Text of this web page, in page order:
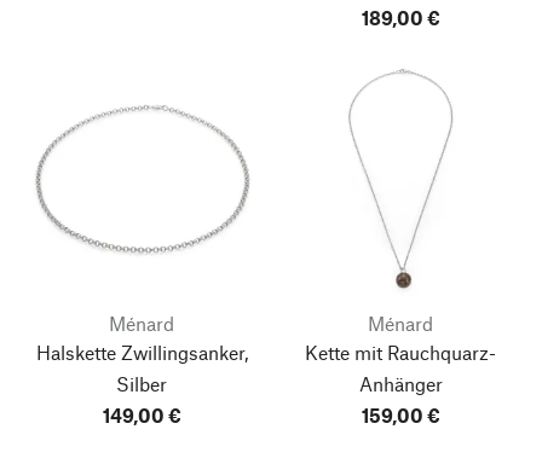
189,00 €
Ménard
Halskette Zwillingsanker,
Silber
149,00 €
Ménard
Kette mit Rauchquarz-
Anhänger
159,00 €